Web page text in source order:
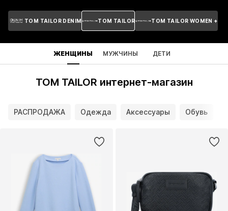
TOM TAILOR DENIM TOM TAILOR TOM TAILOR WOMEN +
ЖЕНЩИНЫ МУЖЧИНЫ ДЕТИ
TOM TAILOR интернет-магазин
РАСПРОДАЖА Одежда Аксессуары Обувь